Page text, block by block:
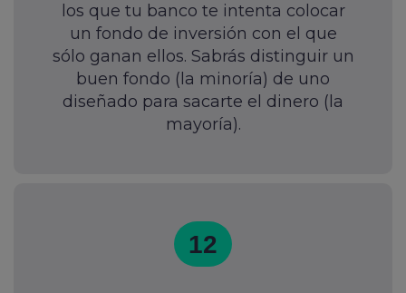
los que tu banco te intenta colocar
un fondo de inversión con el que
sólo ganan ellos. Sabrás distinguir un
buen fondo (la minoría) de uno
diseñado para sacarte el dinero (la
mayoría).
12